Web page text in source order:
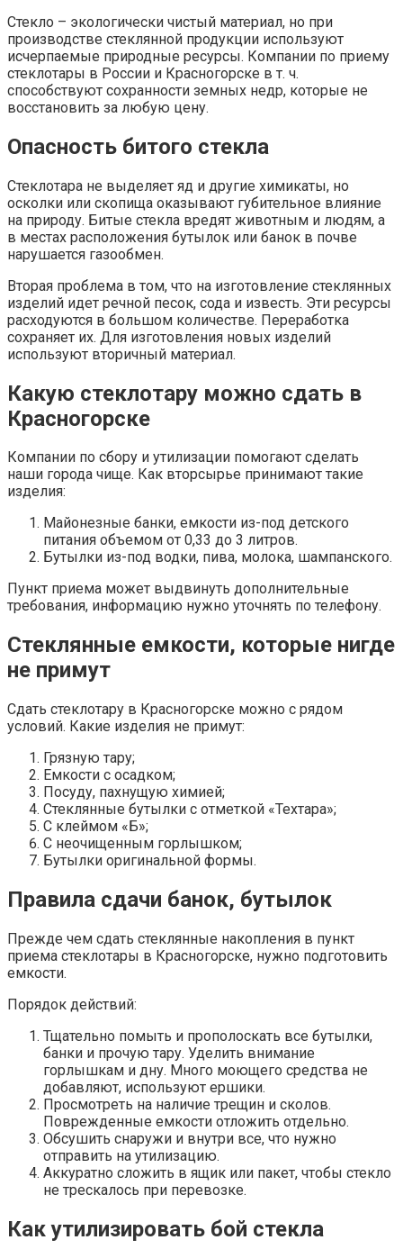
Стекло – экологически чистый материал, но при
производстве стеклянной продукции используют
исчерпаемые природные ресурсы. Компании по приему
стеклотары в России и Красногорске в т. ч.
способствуют сохранности земных недр, которые не
восстановить за любую цену.
Опасность битого стекла
Стеклотара не выделяет яд и другие химикаты, но
осколки или скопища оказывают губительное влияние
на природу. Битые стекла вредят животным и людям, а
в местах расположения бутылок или банок в почве
нарушается газообмен.
Вторая проблема в том, что на изготовление стеклянных
изделий идет речной песок, сода и известь. Эти ресурсы
расходуются в большом количестве. Переработка
сохраняет их. Для изготовления новых изделий
используют вторичный материал.
Какую стеклотару можно сдать в
Красногорске
Компании по сбору и утилизации помогают сделать
наши города чище. Как вторсырье принимают такие
изделия:
Майонезные банки, емкости из-под детского
питания объемом от 0,33 до 3 литров.
Бутылки из-под водки, пива, молока, шампанского.
Пункт приема может выдвинуть дополнительные
требования, информацию нужно уточнять по телефону.
Стеклянные емкости, которые нигде
не примут
Сдать стеклотару в Красногорске можно с рядом
условий. Какие изделия не примут:
Грязную тару;
Емкости с осадком;
Посуду, пахнущую химией;
Стеклянные бутылки с отметкой «Техтара»;
С клеймом «Б»;
С неочищенным горлышком;
Бутылки оригинальной формы.
Правила сдачи банок, бутылок
Прежде чем сдать стеклянные накопления в пункт
приема стеклотары в Красногорске, нужно подготовить
емкости.
Порядок действий:
Тщательно помыть и прополоскать все бутылки,
банки и прочую тару. Уделить внимание
горлышкам и дну. Много моющего средства не
добавляют, используют ершики.
Просмотреть на наличие трещин и сколов.
Поврежденные емкости отложить отдельно.
Обсушить снаружи и внутри все, что нужно
отправить на утилизацию.
Аккуратно сложить в ящик или пакет, чтобы стекло
не трескалось при перевозке.
Как утилизировать бой стекла